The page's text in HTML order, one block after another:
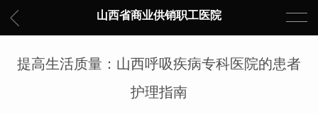
山西省商业供销职工医院
提高生活质量：山西呼吸疾病专科医院的患者
护理指南